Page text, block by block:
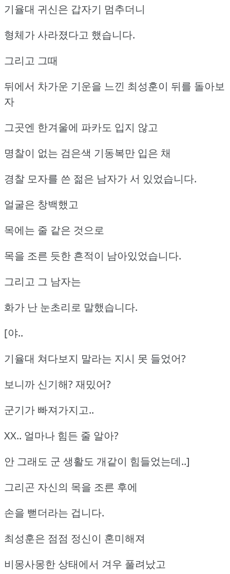
기율대 귀신은 갑자기 멈추더니
형체가 사라졌다고 했습니다.
그리고 그때
뒤에서 차가운 기운을 느낀 최성훈이 뒤를 돌아보
자
그곳엔 한겨울에 파카도 입지 않고
명찰이 없는 검은색 기동복만 입은 채
경찰 모자를 쓴 젊은 남자가 서 있었습니다.
얼굴은 창백했고
목에는 줄 같은 것으로
목을 조른 듯한 흔적이 남아있었습니다.
그리고 그 남자는
화가 난 눈초리로 말했습니다.
[야..
기율대 쳐다보지 말라는 지시 못 들었어?
보니까 신기해? 재밌어?
군기가 빠져가지고..
XX.. 얼마나 힘든 줄 알아?
안 그래도 군 생활도 개같이 힘들었는데..]
그리곤 자신의 목을 조른 후에
손을 뻗더라는 겁니다.
최성훈은 점점 정신이 혼미해져
비몽사몽한 상태에서 겨우 풀려났고